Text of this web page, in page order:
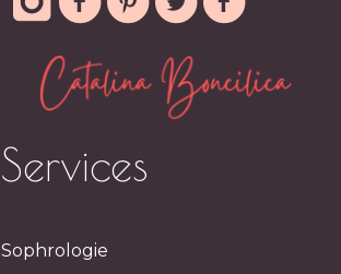
Services
Sophrologie